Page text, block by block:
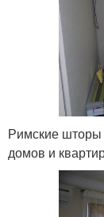
Римские
домов и